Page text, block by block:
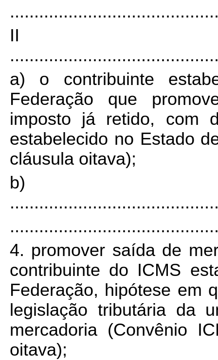
II
a) o contribuinte
Federação que
imposto já retido, com
estabelecido no Estado
cláusula oitava);
b)
4. promover saída de
contribuinte do ICMS
Federação, hipótese em
legislação tributária da
mercadoria (Convênio
oitava);